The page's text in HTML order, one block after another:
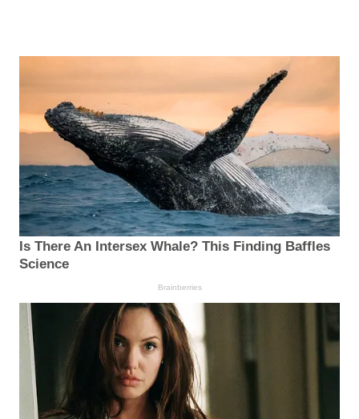
Is There An Intersex Whale? This Finding Baffles
Science
Brainberries